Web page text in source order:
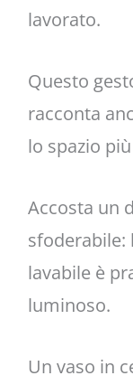
lavorato.
Questo
racconta
lo spazio
Accosta un
sfoderabile:
lavabile è
luminoso.
Un vaso in